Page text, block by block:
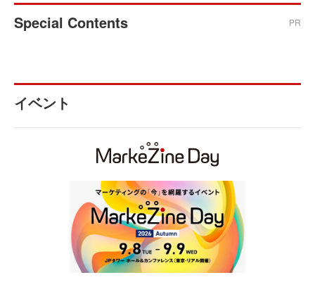
Special Contents PR
イベント